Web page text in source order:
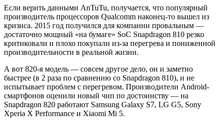
Если верить данными AnTuTu, получается, что популярный
производитель процессоров Qualcomm наконец-то вышел из
кризиса. 2015 год получился для компании провальным —
достаточно мощный «на бумаге» SoC Snapdragon 810 резко
критиковали и плохо покупали из-за перегрева и пониженной
производительности в реальной жизни.
А вот 820-я модель — совсем другое дело, он и заметно
быстрее (в 2 раза по сравнению со Snapdragon 810), и не
испытывает проблем с перегревом. Производители Android-
смартфонов оценили новый чип по достоинству — на
Snapdragon 820 работают Samsung Galaxy S7, LG G5, Sony
Xperia X Performance и Xiaomi Mi 5.